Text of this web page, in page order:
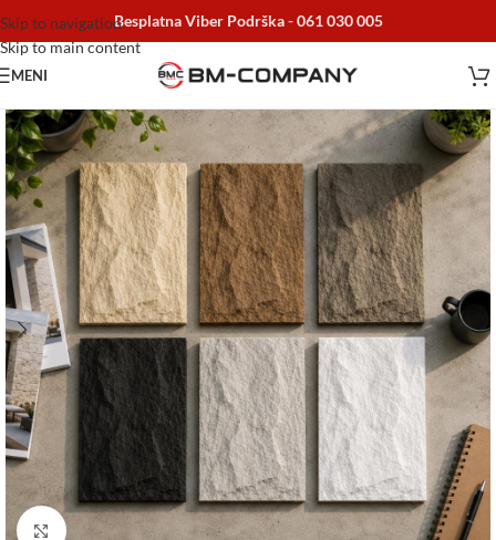
Skip to navigation
Skip to main content
Besplatna Viber Podrška -061 030 005
MENI
Click to enlarge